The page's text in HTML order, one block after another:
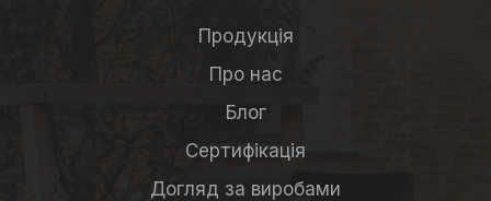
Продукція
Про нас
Блог
Сертифікація
Догляд за виробами